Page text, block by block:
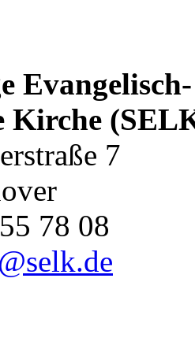
Evangelisch-
Kirche
7
78 08